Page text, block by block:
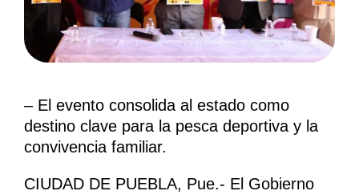
– El evento consolida al estado como
destino clave para la pesca deportiva y la
convivencia familiar.
CIUDAD DE PUEBLA, Pue.- El Gobierno